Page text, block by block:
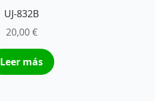
UJ-832B
20,00€
Leer más